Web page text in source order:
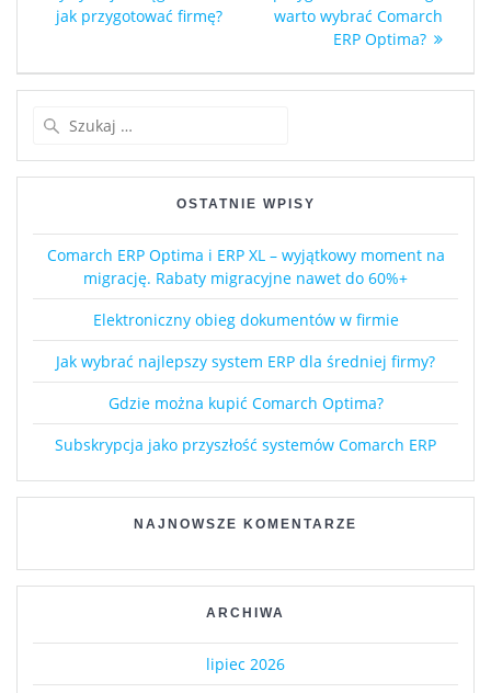
jak przygotować firmę?
warto wybrać Comarch
ERP Optima?
OSTATNIE WPISY
Comarch ERP Optima i ERP XL – wyjątkowy moment na
migrację. Rabaty migracyjne nawet do 60%+
Elektroniczny obieg dokumentów w firmie
Jak wybrać najlepszy system ERP dla średniej firmy?
Gdzie można kupić Comarch Optima?
Subskrypcja jako przyszłość systemów Comarch ERP
NAJNOWSZE KOMENTARZE
ARCHIWA
lipiec 2026